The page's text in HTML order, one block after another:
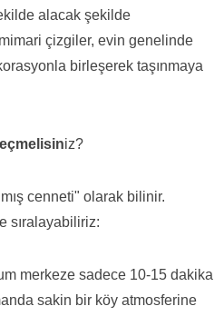
alacak şekilde
mimari çizgiler, evin genelinde
birleşerek taşınmaya
iz?
cenneti" olarak bilinir.
sıralayabiliriz:
merkeze sadece 10-15 dakika
sakin bir köy atmosferine